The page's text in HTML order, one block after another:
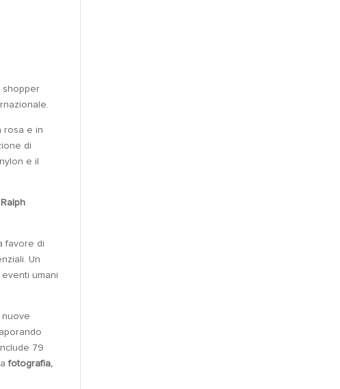
shopper
rosa e in
di
e il
Ralph
favore di
Un
umani
79
fotografia,